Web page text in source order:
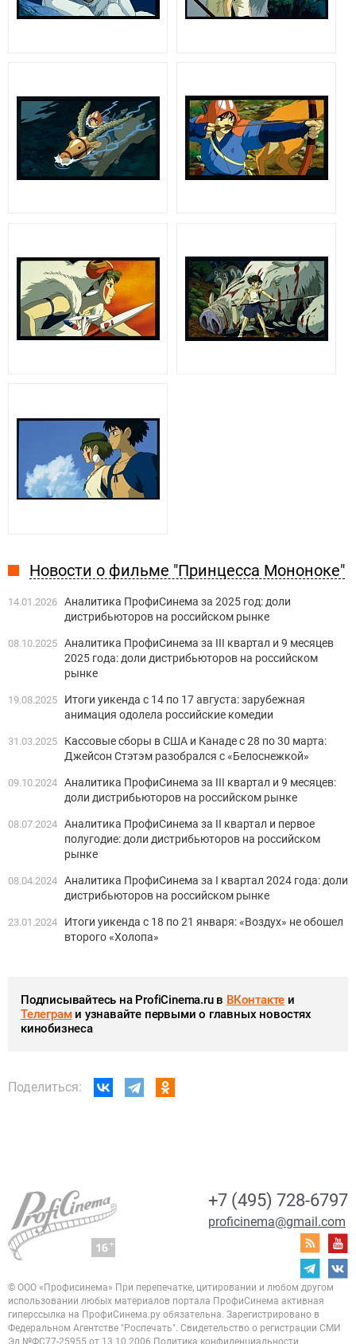
Новости о фильме "Принцесса Мононоке"
14.01.2026 Аналитика ПрофиСинема за 2025 год: доли
дистрибьюторов на российском рынке
08.10.2025 Аналитика ПрофиСинема за III квартал и 9 месяцев
2025 года: доли дистрибьюторов на российском
рынке
19.08.2025
Итоги уикенда с 14 по 17 августа: зарубежная
анимация одолела российские комедии
31.03.2025
Кассовые сборы в США и Канаде с 28 по 30 марта:
Джейсон Стэтэм разобрался с «Белоснежкой»
09.10.2024 Аналитика ПрофиСинема за III квартал и 9 месяцев:
доли дистрибьюторов на российском рынке
08.07.2024 Аналитика ПрофиСинема за II квартал и первое
полугодие: доли дистрибьюторов на российском
рынке
08.04.2024 Аналитика ПрофиСинема за I квартал 2024 года: доли
дистрибьюторов на российском рынке
23.01.2024
Итоги уикенда с 18 по 21 января: «Воздух» не обошел
второго «Холопа»
Подписывайтесь на ProfiCinema.ru в ВКонтакте и
Телеграми узнавайте первыми о главных новостях
кинобизнеса
Поделиться:
+7 (495) 728-6797
proficinema@gmail.com
© ООО «Профисинема» При перепечатке, цитировании и любом другом
использовании любых материалов портала ПрофиСинема активная
гиперссылка на ПрофиСинема.ру обязательна. Зарегистрировано в
Федеральном Агентстве "Роспечать". Свидетельство о регистрации СМИ
Эл.№ФС77-25955 от 13.10.2006 Политика конфиденциальности